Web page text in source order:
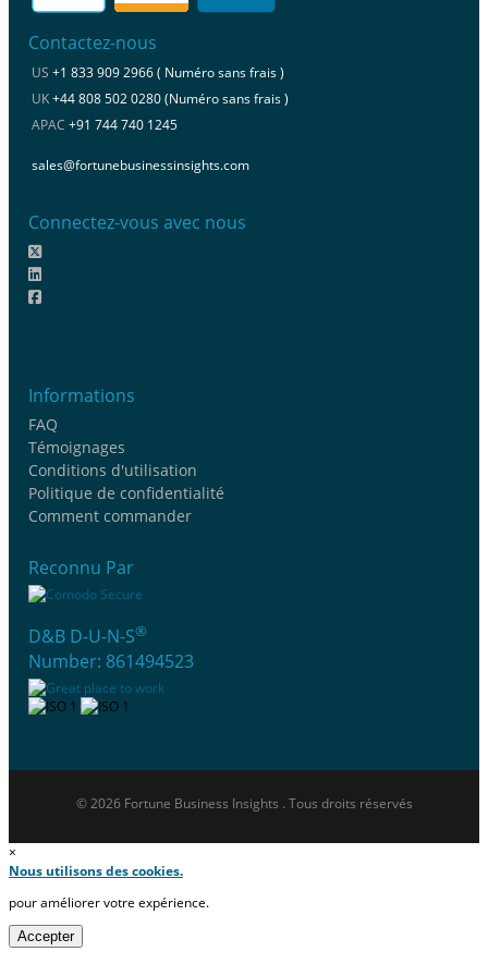
Contactez-nous
US +1 833 909 2966 ( Numéro sans frais )
UK+44 808 502 0280 (Numéro sans frais )
APAC +91 744 740 1245
sales@fortunebusinessinsights.com
Connectez-vous avec nous
Informations
FAQ
Témoignages
Conditions d'utilisation
Politique de confidentialité
Comment commander
Reconnu Par
D&B D-U-N-S®
Number: 861494523
© 2026 Fortune Business Insights . Tous droits réservés
×
Nous utilisons des cookies.
pour améliorer votre expérience.
Accepter